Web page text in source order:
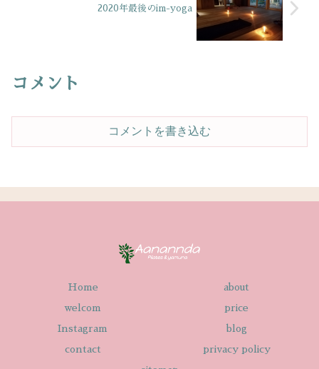
2020年最後のim-yoga
コメント
コメントを書き込む
Home about
welcom price
Instagram blog
contact privacy policy